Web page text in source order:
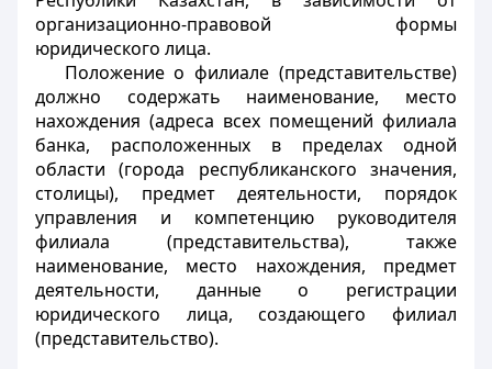
организационно-правовой формы
юридического лица.
Положение о филиале (представительстве)
должно содержать наименование, место
нахождения (адреса всех помещений филиала
банка, расположенных в пределах одной
области (города республиканского значения,
столицы), предмет деятельности, порядок
управления и компетенцию руководителя
филиала (представительства), также
наименование, место нахождения, предмет
деятельности, данные о регистрации
юридического лица, создающего филиал
(представительство).